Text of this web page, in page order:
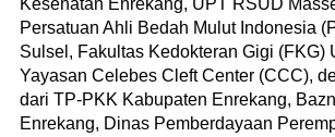
Kesehatan Enrekang, UPT RSUD
Persatuan Ahli Bedah Mulut Indonesia
Sulsel, Fakultas Kedokteran Gigi (FKG)
Yayasan Celebes Cleft Center (CCC),
dari TP-PKK Kabupaten Enrekang,
Enrekang, Dinas Pemberdayaan